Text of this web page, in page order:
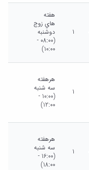
1
هفته
هاي زوج
دوشنبه
(08:00 -
10:00)
1
هرهفته
سه شنبه
(10:00 -
12:00)
1
هرهفته
سه شنبه
(16:00 -
18:00)